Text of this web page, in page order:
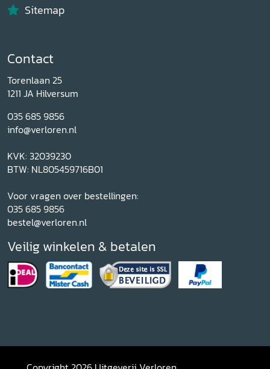
Sitemap
Contact
Torenlaan 25
1211 JA Hilversum
035 685 9856
info@verloren.nl
KVK: 32039230
BTW: NL805459716B01
Voor vragen over bestellingen:
035 685 9856
bestel@verloren.nl
Veilig winkelen & betalen